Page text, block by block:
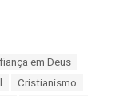
em Deus
Cristianismo